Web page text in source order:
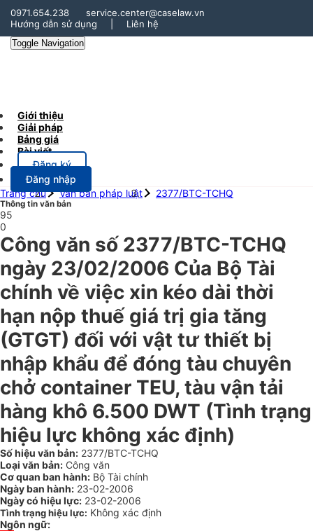
0971.654.238
service.center@caselaw.vn
Hướng dẫn sử dụng
Liên hệ
Toggle Navigation
Giới thiệu
Giải pháp
Bảng giá
Bài viết
Đăng ký
Đăng nhập
Trang chủ
Văn bản pháp luật 2377/BTC-TCHQ
Thông tin văn bản
95
0
Công văn số 2377/BTC-TCHQ
ngày 23/02/2006 Của Bộ Tài
chính về việc xin kéo dài thời
hạn nộp thuế giá trị gia tăng
(GTGT) đối với vật tư thiết bị
nhập khẩu để đóng tàu chuyên
chở container TEU, tàu vận tải
hàng khô 6.500 DWT (Tình trạng
hiệu lực không xác định)
Số hiệu văn bản: 2377/BTC-TCHQ
Loại văn bản: Công văn
Cơ quan ban hành: Bộ Tài chính
Ngày ban hành: 23-02-2006
Ngày có hiệu lực: 23-02-2006
Tình trạng hiệu lực: Không xác định
Ngôn ngữ: